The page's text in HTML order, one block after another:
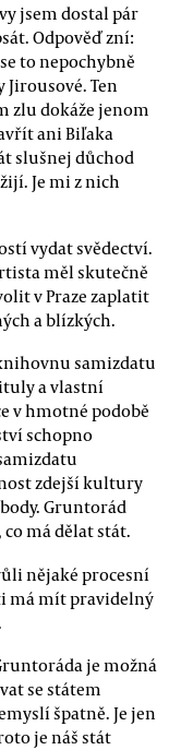
jsem dostal pár
Odpověď zní:
to nepochybně
Ten
zlu dokáže jenom
ani Biľaka
slušnej důchod
Je mi z nich
vydat svědectví.
měl skutečně
v Praze zaplatit
a blízkých.
samizdatu
a vlastní
v hmotné podobě
schopno
zdejší kultury
Gruntorád
má dělat stát.
nějaké procesní
má mít pravidelný
je možná
se státem
špatně. Je jen
je náš stát